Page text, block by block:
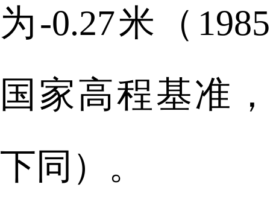
为-0.27米（1985
国家高程基准，
下同）。